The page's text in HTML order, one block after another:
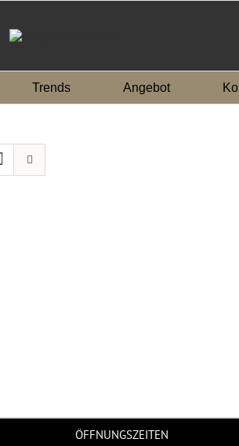
Trends Angebot
ÖFFNUNGSZEITEN